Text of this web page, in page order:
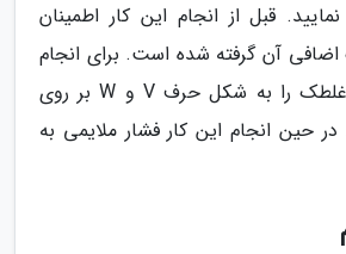
قبل از انجام این کار اطمینان
آن گرفته شده است. برای انجام
این کار بهتر است غلطک را به شکل حرف V و W بر روی
حین انجام این کار فشار ملایمی به